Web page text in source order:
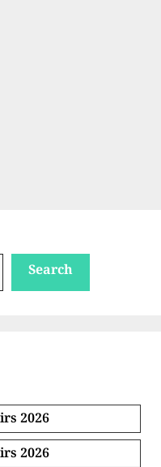
Search
2026
2026